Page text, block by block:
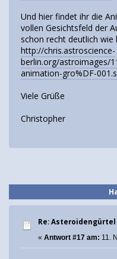
Und hier findet ihr die
vollen Gesichtsfeld der
schon recht deutlich wie
http://chris.astroscience-
berlin.org/astroimages/
animation-gro%DF-
Viele Grüße
Christopher
Re: Asteroidengürtel
« Antwort #17 am: 11.